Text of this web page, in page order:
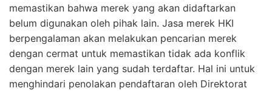
memastikan bahwa merek yang akan didaftarkan
belum digunakan oleh pihak lain. Jasa merek HKI
berpengalaman akan melakukan pencarian merek
dengan cermat untuk memastikan tidak ada konflik
dengan merek lain yang sudah terdaftar. Hal ini untuk
menghindari penolakan pendaftaran oleh Direktorat